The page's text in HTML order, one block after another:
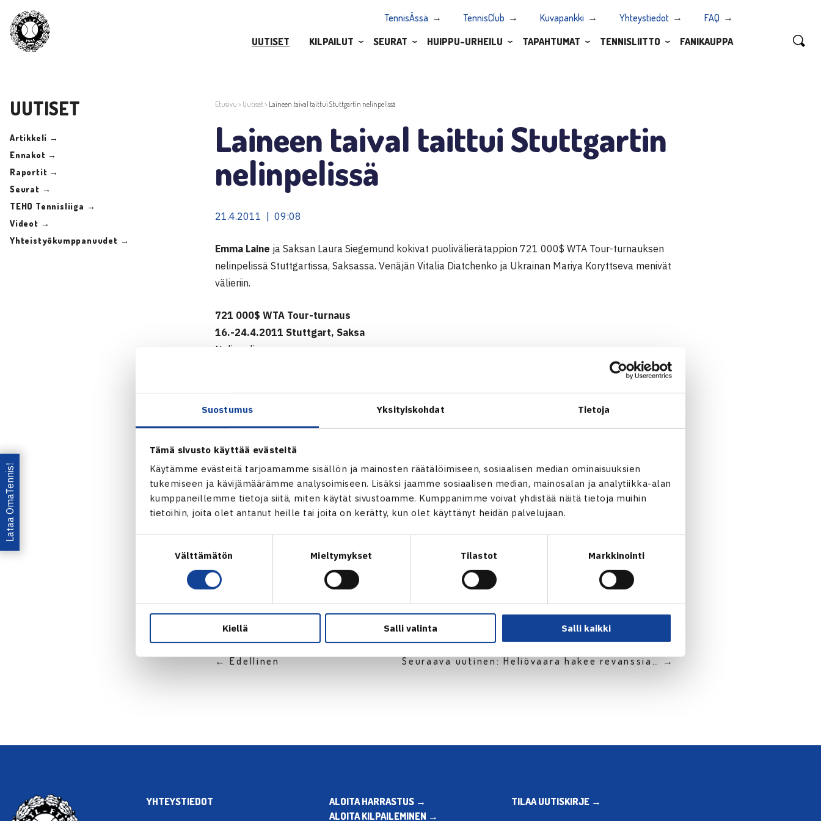
Suostumus Yksityiskohdat Tietoja
Tämä sivusto käyttää evästeitä
Käytämme evästeitä tarjoamamme sisällön ja mainosten räätälöimiseen, sosiaalisen median ominaisuuksien
tukemiseen ja kävijämäärämme analysoimiseen. Lisäksi jaamme sosiaalisen median, mainosalan ja analytiikka-alan
kumppaneillemme tietoja siitä, miten käytät sivustoamme. Kumppanimme voivat yhdistää näitä tietoja muihin
tietoihin, joita olet antanut heille tai joita on kerätty, kun olet käyttänyt heidän palvelujaan.
Välttämätön Mieltymykset Tilastot Markkinointi
Kiellä Salli valinta Salli kaikki
TennisÄssä TennisClub Kuvapankki Yhteystiedot
FAQ
UUTISET
KILPAILUT SEURAT HUIPPU-URHEILU TAPAHTUMAT TENNISLIITTO FANIKAUPPA
UUTISET
Artikkeli →
Ennakot →
Raportit →
Seurat →
TEHO Tennisliiga →
Videot →
Yhteistyökumppanuudet →
Etusivu > Uutiset> Laineen taival taittui Stuttgartin nelinpelissä
Laineen taival taittui Stuttgartin
nelinpelissä
21.4.2011 | 09:08
Emma Laine ja Saksan Laura Siegemund kokivat puolivälierätappion 721 000$ WTA Tour-turnauksen
nelinpelissä Stuttgartissa, Saksassa. Venäjän Vitalia Diatchenko ja Ukrainan Mariya Koryttseva menivät
välieriin.
721 000$ WTA Tour-turnaus
16.-24.4.2011 Stuttgart, Saksa
Nelinpeli
Puolivälieriä: Vitalia Diatchenko Venäjä/Mariya Koryttseva Ukraina – Emma Laine/Laura Siegemund
Stuttgartin WTA Tour -turnaus verkossa
Emma Laine
← Edellinen Seuraava uutinen: Heliövaara hakee revanssia… →
Lataa OmaTennis!
YHTEYSTIEDOT
ALOITA HARRASTUS →
ALOITA KILPAILEMINEN →
TILAA UUTISKIRJE →